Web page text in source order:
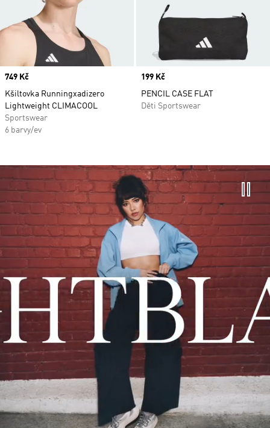
Price
749 Kč
Kšiltovka Runningxadizero
Lightweight CLIMACOOL
Sportswear
6 barvy/ev
Price
199 Kč
PENCIL CASE FLAT
Děti Sportswear